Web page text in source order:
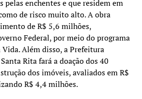
de casamento com devidas
for o caso)
oficial com foto do
na procuração
assinado por médico(a)
casos de pessoas com
enchentes e que residem em
de risco muito alto. A obra
de R$ 5,6 milhões,
Federal, por meio do programa
Além disso, a Prefeitura
Rita fará a doação dos 40
dos imóveis, avaliados em R$
R$ 4,4 milhões.